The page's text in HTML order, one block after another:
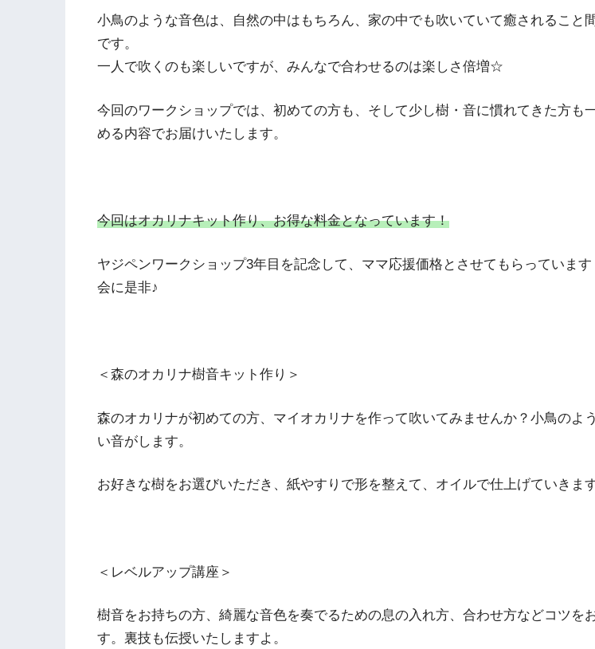
小鳥のような音色は、自然の中はもちろん、家の中でも吹いていて癒されること
です。
一人で吹くのも楽しいですが、みんなで合わせるのは楽しさ倍増☆
今回のワークショップでは、初めての方も、そして少し樹・音に慣れてきた方も
める内容でお届けいたします。
今回はオカリナキット作り、お得な料金となっています！
ヤジペンワークショップ3年目を記念して、ママ応援価格とさせてもらっています
会に是非♪
＜森のオカリナ樹音キット作り＞
森のオカリナが初めての方、マイオカリナを作って吹いてみませんか？小鳥のよ
い音がします。
お好きな樹をお選びいただき、紙やすりで形を整えて、オイルで仕上げていきます
＜レベルアップ講座＞
樹音をお持ちの方、綺麗な音色を奏でるための息の入れ方、合わせ方などコツを
す。裏技も伝授いたしますよ。